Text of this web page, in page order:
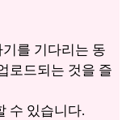
를 기다리는 동
로드되는 것을 즐
수 있습니다.